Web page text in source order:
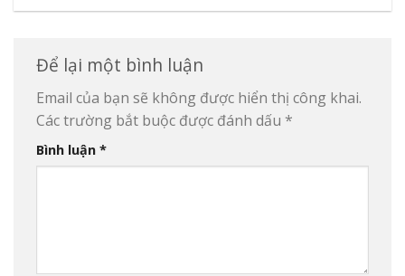
Để lại một bình luận
Email của bạn sẽ không được hiển thị công khai.
Các trường bắt buộc được đánh dấu *
Bình luận *